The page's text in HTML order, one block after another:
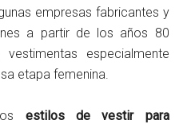
empresas fabricantes y
a partir de los años 80
especialmente
etapa femenina.
estilos de vestir para